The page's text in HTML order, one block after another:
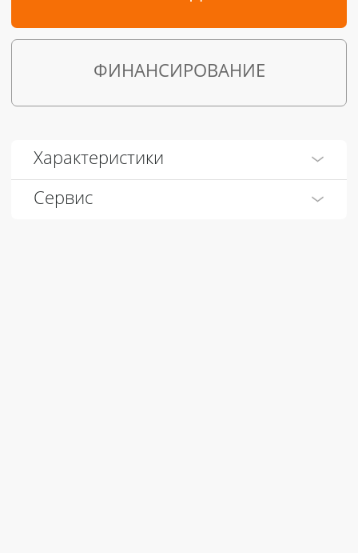
ФИНАНСИРОВАНИЕ
Характеристики
Сервис